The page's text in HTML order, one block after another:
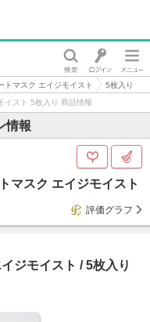
トマスク エイジモイスト
5枚入り
イスト 5枚入り 商品情報
情報
マスク エイジモイスト
評価グラフ
ジモイスト /5枚入り